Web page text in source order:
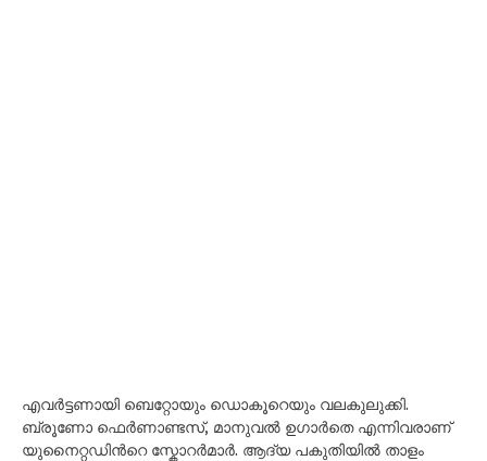
എവർട്ടണായി ബെറ്റോയും ഡൊകൂറെയും വലകുലുക്കി.
ബ്രൂണോ ഫെർണാണ്ടസ്, മാനുവൽ ഉഗാർതെ എന്നിവരാണ്
യുനൈറ്റഡിന്‍റെ സ്കോറർമാർ. ആദ്യ പകുതിയിൽ താളം